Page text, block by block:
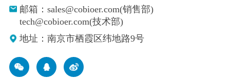
邮箱：sales@cobioer.com(销售部)
tech@cobioer.com(技术部)
地址：南京市栖霞区纬地路9号